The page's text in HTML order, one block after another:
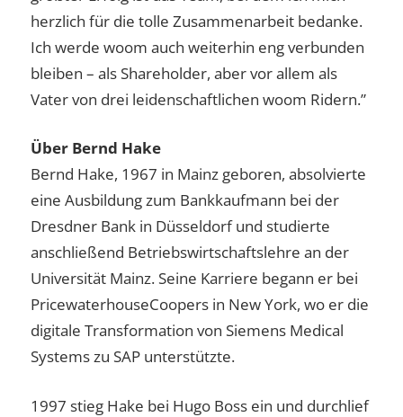
herzlich für die tolle Zusammenarbeit bedanke.
Ich werde woom auch weiterhin eng verbunden
bleiben – als Shareholder, aber vor allem als
Vater von drei leidenschaftlichen woom Ridern.”
Über Bernd Hake
Bernd Hake, 1967 in Mainz geboren, absolvierte
eine Ausbildung zum Bankkaufmann bei der
Dresdner Bank in Düsseldorf und studierte
anschließend Betriebswirtschaftslehre an der
Universität Mainz. Seine Karriere begann er bei
PricewaterhouseCoopers in New York, wo er die
digitale Transformation von Siemens Medical
Systems zu SAP unterstützte.
1997 stieg Hake bei Hugo Boss ein und durchlief